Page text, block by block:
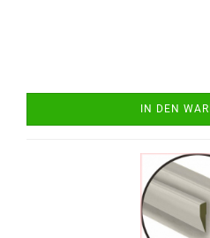
IN DEN